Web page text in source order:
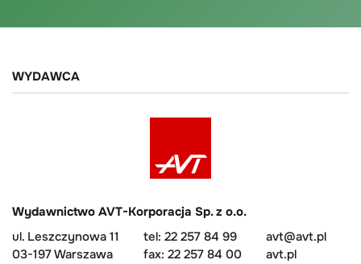
WYDAWCA
Wydawnictwo AVT-Korporacja Sp. z o.o.
ul. Leszczynowa 11
03-197 Warszawa
tel: 22 257 84 99
fax: 22 257 84 00
avt@avt.pl
avt.pl